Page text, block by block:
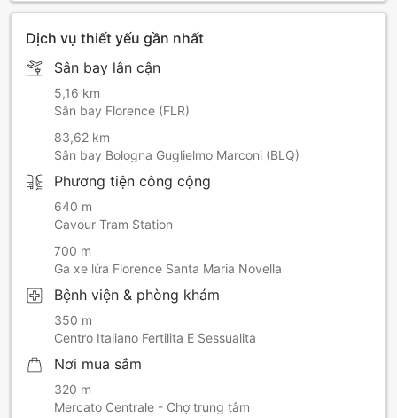
Dịch vụ thiết yếu gần nhất
Sân bay lân cận
5,16 km
Sân bay Florence (FLR)
83,62 km
Sân bay Bologna Guglielmo Marconi (BLQ)
Phương tiện công cộng
640 m
Cavour Tram Station
700 m
Ga xe lửa Florence Santa Maria Novella
Bệnh viện & phòng khám
350 m
Centro Italiano Fertilita E Sessualita
Nơi mua sắm
320 m
Mercato Centrale - Chợ trung tâm